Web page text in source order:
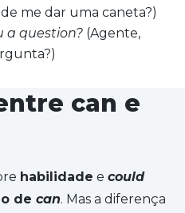
me dar uma caneta?)
a question? (Agente,
can e
habilidade ecould
decan. Mas a diferença